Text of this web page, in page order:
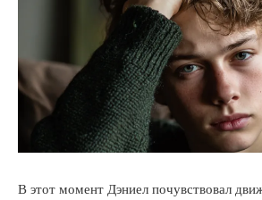
В этот момент Дэниел почувствовал